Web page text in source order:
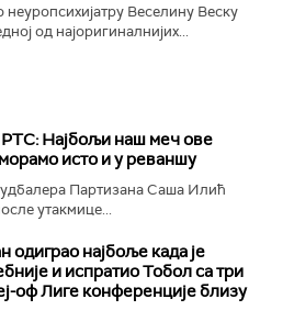
неуропсихијатру Веселину Веску
од најоригиналнијих...
Најбољи наш меч ове
исто и у реваншу
Партизана Саша Илић
утакмице...
одиграо најбоље када је
и испратио Тобол са три
оф Лиге конференције близу